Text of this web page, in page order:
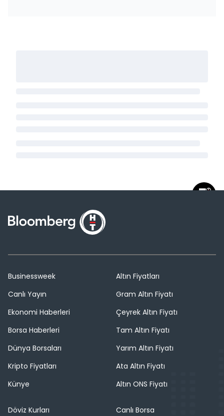
Businessweek
Canlı Yayın
Ekonomi Haberleri
Borsa Haberleri
Dünya Borsaları
Kripto Fiyatları
Künye
Altın Fiyatları
Gram Altın Fiyatı
Çeyrek Altın Fiyatı
Tam Altın Fiyatı
Yarım Altın Fiyatı
Ata Altın Fiyatı
Altın ONS Fiyatı
Döviz Kurları
Canlı Borsa